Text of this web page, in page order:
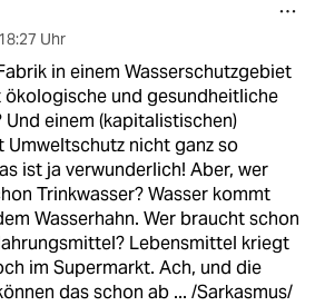
18:27 Uhr
in einem Wasserschutzgebiet
ökologische und gesundheitliche
Und einem (kapitalistischen)
Umweltschutz nicht ganz so
ist ja verwunderlich! Aber, wer
Trinkwasser? Wasser kommt
Wasserhahn. Wer braucht schon
Lebensmittel kriegt
im Supermarkt. Ach, und die
das schon ab ... /Sarkasmus/